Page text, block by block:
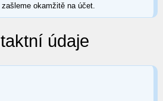
okamžitě na účet.
údaje